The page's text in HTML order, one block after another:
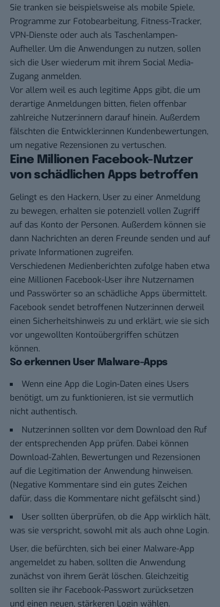
Sie tranken sie beispielsweise als mobile Spiele,
Programme zur Fotobearbeitung, Fitness-Tracker,
VPN-Dienste oder auch als Taschenlampen-
Aufheller. Um die Anwendungen zu nutzen, sollen
sich die User wiederum mit ihrem Social Media-
Zugang anmelden.
Vor allem weil es auch legitime Apps gibt, die um
derartige Anmeldungen bitten, fielen offenbar
zahlreiche Nutzer:innern darauf hinein. Außerdem
fälschten die Entwickler:innen Kundenbewertungen,
um negative Rezensionen zu vertuschen.
Eine Millionen Facebook-Nutzer
von schädlichen Apps betroffen
Gelingt es den Hackern, User zu einer Anmeldung
zu bewegen, erhalten sie potenziell vollen Zugriff
auf das Konto der Personen. Außerdem können sie
dann Nachrichten an deren Freunde senden und auf
private Informationen zugreifen.
Verschiedenen Medienberichten zufolge haben etwa
eine Millionen Facebook-User ihre Nutzernamen
und Passwörter so an schädliche Apps übermittelt.
Facebook sendet betroffenen Nutzer:innen derweil
einen Sicherheitshinweis zu und erklärt, wie sie sich
vor ungewollten Kontoübergriffen schützen
können.
So erkennen User Malware-Apps
Wenn eine App die Login-Daten eines Users
benötigt, um zu funktionieren, ist sie vermutlich
nicht authentisch.
Nutzer:innen sollten vor dem Download den Ruf
der entsprechenden App prüfen. Dabei können
Download-Zahlen, Bewertungen und Rezensionen
auf die Legitimation der Anwendung hinweisen.
(Negative Kommentare sind ein gutes Zeichen
dafür, dass die Kommentare nicht gefälscht sind.)
User sollten überprüfen, ob die App wirklich hält,
was sie verspricht, sowohl mit als auch ohne Login.
User, die befürchten, sich bei einer Malware-App
angemeldet zu haben, sollten die Anwendung
zunächst von ihrem Gerät löschen. Gleichzeitig
sollten sie ihr Facebook-Passwort zurücksetzen
und einen neuen, stärkeren Login wählen.